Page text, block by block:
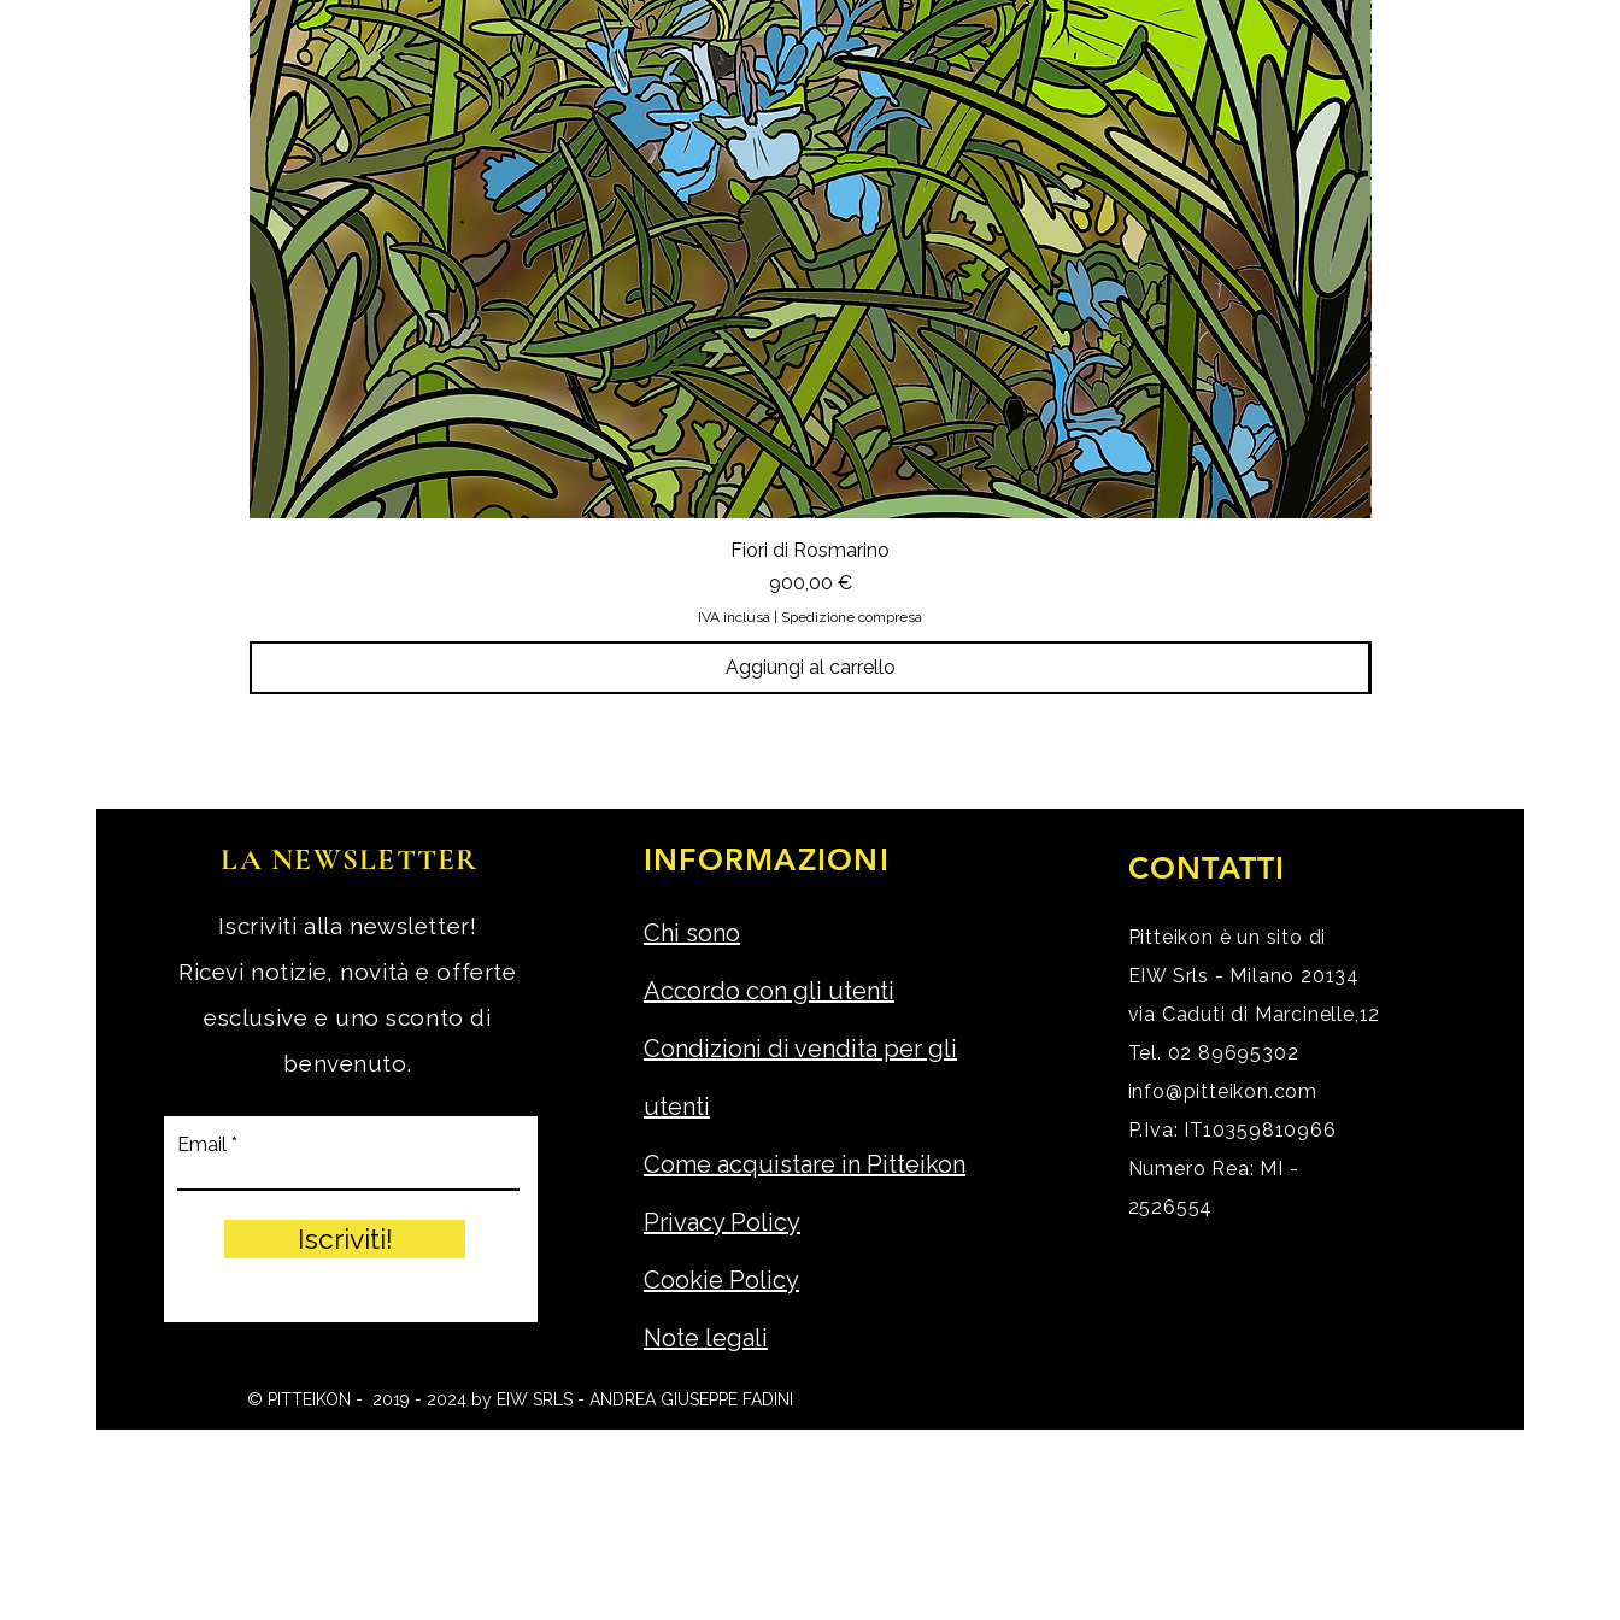
Fiori di Rosmarino
Prezzo
900,00 €
IVA inclusa Spedizione compresa
Aggiungi al carrello
LA NEWSLETTER
Iscriviti alla newsletter!
Ricevi notizie, novità e offerte
esclusive e uno sconto di
benvenuto.
Email
Iscriviti!
INFORMAZIONI
Chi sono
Accordo con gli utenti
Condizioni di vendita per gli
utenti
Come acquistare in Pitteikon
Privacy Policy
Cookie Policy
Note legali
CONTATTI
Pitteikon è un sito di
EIW Srls - Milano 20134
via Caduti di Marcinelle,12
Tel. 02 89695302
info@pitteikon.com
P.Iva: IT10359810966
Numero Rea: MI -
2526554
© PITTEIKON - 2019 - 2024 by EIW SRLS - ANDREA GIUSEPPE FADINI